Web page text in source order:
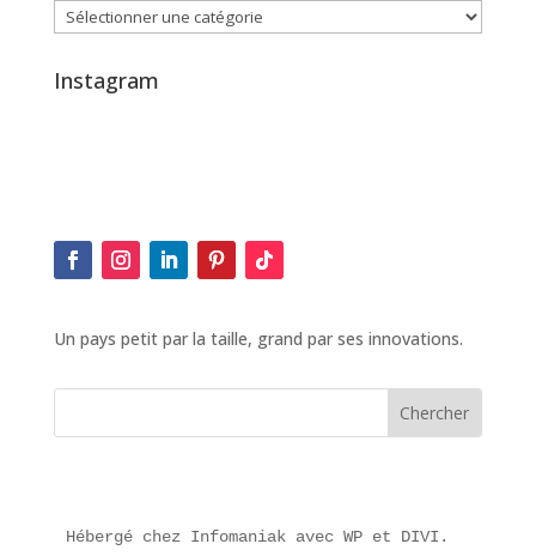
Catégories
Instagram
Un pays petit par la taille, grand par ses innovations.
Hébergé chez Infomaniak avec WP et DIVI.